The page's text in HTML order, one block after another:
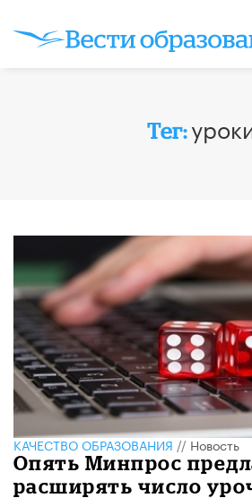
Тег:
КАЧЕСТВО ОБРАЗОВАНИЯ //Новость
Опять Минпрос
расширять число